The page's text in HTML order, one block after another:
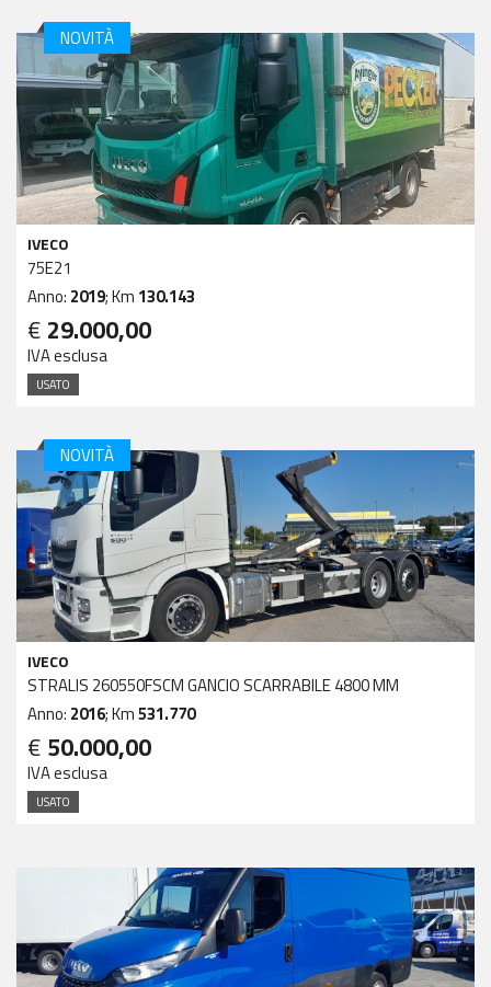
NOVITÀ
IVECO
75E21
Anno: 2019; Km 130.143
€ 29.000,00
IVA esclusa
USATO
NOVITÀ
IVECO
STRALIS 260550FSCM GANCIO SCARRABILE 4800 MM
Anno: 2016; Km531.770
€ 50.000,00
IVA esclusa
USATO